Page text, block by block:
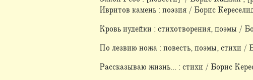
Ивритов камень : поэзия / Борис
Кровь иудейки : стихотворения, поэмы /
По лезвию ножа : повесть, поэмы, стихи
Рассказываю жизнь... : стихи / Борис